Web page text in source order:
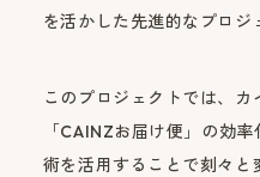
を活かした先進的なプロジ
このプロジェクトでは、
「CAINZお届け便」の効
術を活用することで刻々